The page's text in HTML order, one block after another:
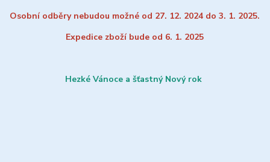
Osobní odběry nebudou možné od 27. 12. 2024 do 3. 1. 2025.
Expedice zboží bude od 6. 1. 2025
Hezké Vánoce a šťastný Nový rok